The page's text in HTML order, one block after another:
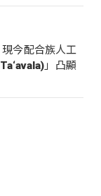
今配合族人工
」凸顯